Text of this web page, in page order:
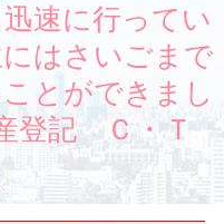
速に行ってい
はさいごまで
とができまし
登記 Ｃ・Ｔ